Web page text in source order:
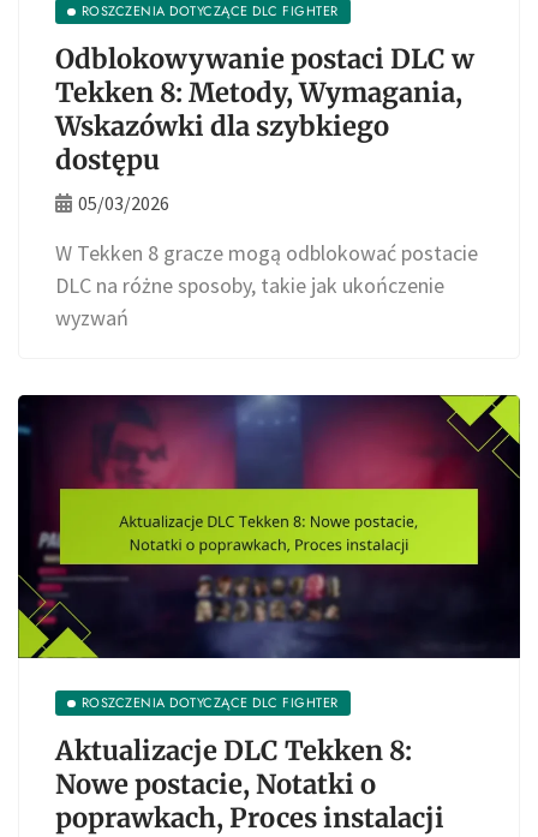
ROSZCZENIA DOTYCZĄCE DLC FIGHTER
Odblokowywanie postaci DLC w
Tekken 8: Metody, Wymagania,
Wskazówki dla szybkiego
dostępu
05/03/2026
W Tekken 8 gracze mogą odblokować postacie
DLC na różne sposoby, takie jak ukończenie
wyzwań
ROSZCZENIA DOTYCZĄCE DLC FIGHTER
Aktualizacje DLC Tekken 8:
Nowe postacie, Notatki o
poprawkach, Proces instalacji